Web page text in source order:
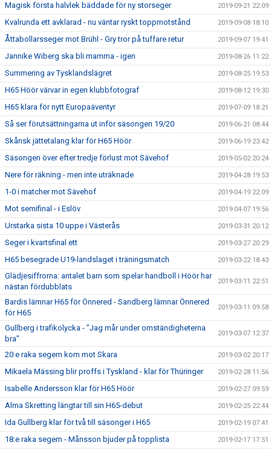
Magisk första halvlek bäddade för ny storseger 2019-09-21 22:09
Kvalrunda ett avklarad - nu väntar ryskt toppmotstånd 2019-09-08 18:10
Åttabollarsseger mot Brühl - Gry tror på tuffare retur 2019-09-07 19:41
Jannike Wiberg ska bli mamma - igen 2019-08-26 11:22
Summering av Tysklandslägret 2019-08-25 19:53
H65 Höör värvar in egen klubbfotograf 2019-08-12 19:30
H65 klara för nytt Europaäventyr 2019-07-09 18:21
Så ser förutsättningarna ut inför säsongen 19/20 2019-06-21 08:44
Skånsk jättetalang klar för H65 Höör 2019-06-19 23:42
Säsongen över efter tredje förlust mot Sävehof 2019-05-02 20:24
Nere för räkning - men inte uträknade 2019-04-28 19:53
1-0 i matcher mot Sävehof 2019-04-19 22:09
Mot semifinal - i Eslöv 2019-04-07 19:56
Urstarka sista 10 uppe i Västerås 2019-03-31 20:12
Seger i kvartsfinal ett 2019-03-27 20:29
H65 besegrade U19-landslaget i träningsmatch 2019-03-22 18:43
Glädjesiffrorna: antalet barn som spelar handboll i Höör har
nästan fördubblats
2019-03-11 22:51
Bardis lämnar H65 för Önnered - Sandberg lämnar Önnered
för H65
2019-03-11 09:58
Gullberg i trafikolycka - "Jag mår under omständigheterna
bra"
2019-03-07 12:37
20:e raka segern kom mot Skara 2019-03-02 20:17
Mikaela Mässing blir proffs i Tyskland - klar för Thüringer 2019-02-28 11:56
Isabelle Andersson klar för H65 Höör 2019-02-27 09:59
Alma Skretting längtar till sin H65-debut 2019-02-25 22:44
Ida Gullberg klar för två till säsonger i H65 2019-02-19 07:41
18:e raka segern - Månsson bjuder på topplista 2019-02-17 17:51